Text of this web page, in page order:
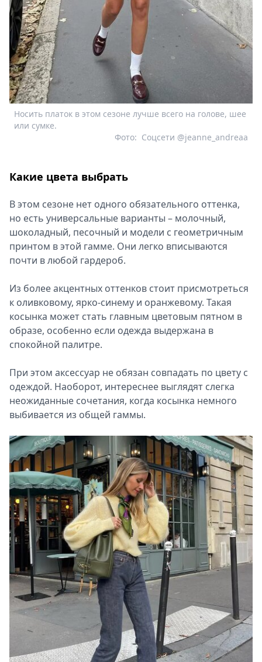
Носить платок в этом сезоне лучше всего на голове, шее
или сумке.
Соцсети @jeanne_andreaa
Фото:
Какие цвета выбрать
В этом сезоне нет одного обязательного оттенка,
но есть универсальные варианты – молочный,
шоколадный, песочный и модели с геометричным
принтом в этой гамме. Они легко вписываются
почти в любой гардероб.
Из более акцентных оттенков стоит присмотреться
к оливковому, ярко-синему и оранжевому. Такая
косынка может стать главным цветовым пятном в
образе, особенно если одежда выдержана в
спокойной палитре.
При этом аксессуар не обязан совпадать по цвету с
одеждой. Наоборот, интереснее выглядят слегка
неожиданные сочетания, когда косынка немного
выбивается из общей гаммы.